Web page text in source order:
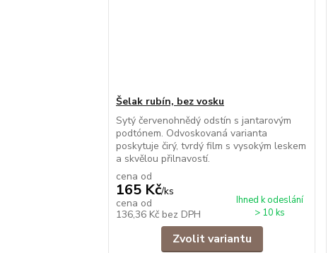
Šelak rubín, bez vosku
Sytý červenohnědý odstín s jantarovým
podtónem. Odvoskovaná varianta
poskytuje čirý, tvrdý film s vysokým leskem
a skvělou přilnavostí.
cena od
165 Kč/ks
cena od
136,36 Kč bez DPH
Ihned k odeslání
> 10 ks
Zvolit variantu